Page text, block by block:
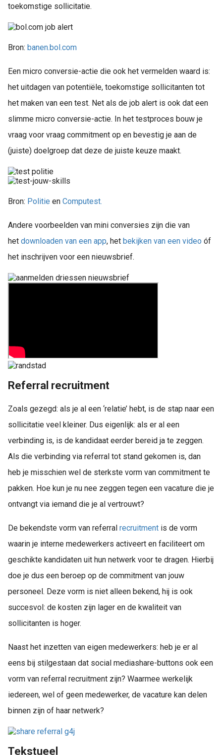
toekomstige sollicitatie.
Bron: banen.bol.com
Een micro conversie-actie die ook het vermelden waard is:
het uitdagen van potentiële, toekomstige sollicitanten tot
het maken van een test. Net als de job alert is ook dat een
slimme micro conversie-actie. In het testproces bouw je
vraag voor vraag commitment op en bevestig je aan de
(juiste) doelgroep dat deze de juiste keuze maakt.
Bron: Politie en Computest.
Andere voorbeelden van mini conversies zijn die van
het downloaden van een app, het bekijken van een video óf
het inschrijven voor een nieuwsbrief.
Referral recruitment
Zoals gezegd: als je al een ‘relatie’ hebt, is de stap naar een
sollicitatie veel kleiner. Dus eigenlijk: als er al een
verbinding is, is de kandidaat eerder bereid ja te zeggen.
Als die verbinding via referral tot stand gekomen is, dan
heb je misschien wel de sterkste vorm van commitment te
pakken. Hoe kun je nu nee zeggen tegen een vacature die je
ontvangt via iemand die je al vertrouwt?
De bekendste vorm van referral recruitment is de vorm
waarin je interne medewerkers activeert en faciliteert om
geschikte kandidaten uit hun netwerk voor te dragen. Hierbij
doe je dus een beroep op de commitment van jouw
personeel. Deze vorm is niet alleen bekend, hij is ook
succesvol: de kosten zijn lager en de kwaliteit van
sollicitanten is hoger.
Naast het inzetten van eigen medewerkers: heb je er al
eens bij stilgestaan dat social mediashare-buttons ook een
vorm van referral recruitment zijn? Waarmee werkelijk
iedereen, wel of geen medewerker, de vacature kan delen
binnen zijn of haar netwerk?
Tekstueel